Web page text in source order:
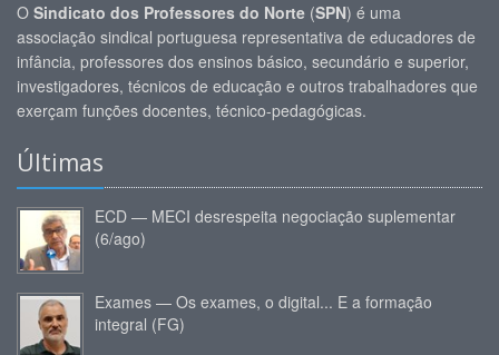
O Sindicato dos Professores do Norte (SPN) é uma
associação sindical portuguesa representativa de educadores de
infância, professores dos ensinos básico, secundário e superior,
investigadores, técnicos de educação e outros trabalhadores que
exerçam funções docentes, técnico-pedagógicas.
Últimas
ECD — MECI desrespeita negociação suplementar
(6/ago)
Exames — Os exames, o digital... E a formação
integral (FG)